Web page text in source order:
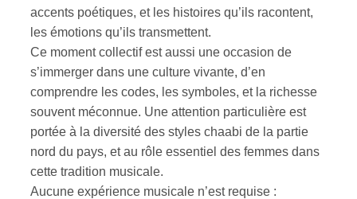
accents poétiques, et les histoires qu’ils racontent,
les émotions qu’ils transmettent.
Ce moment collectif est aussi une occasion de
s’immerger dans une culture vivante, d’en
comprendre les codes, les symboles, et la richesse
souvent méconnue. Une attention particulière est
portée à la diversité des styles chaabi de la partie
nord du pays, et au rôle essentiel des femmes dans
cette tradition musicale.
Aucune expérience musicale n’est requise :